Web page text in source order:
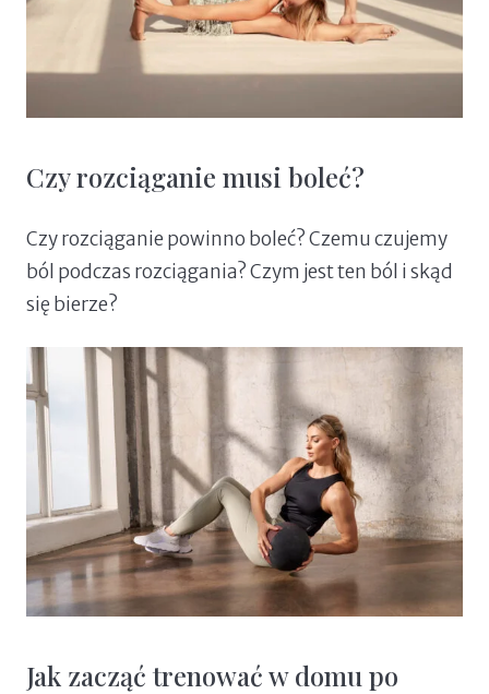
Czy rozciąganie musi boleć?
Czy rozciąganie powinno boleć? Czemu czujemy
ból podczas rozciągania? Czym jest ten ból i skąd
się bierze?
Jak zacząć trenować w domu po